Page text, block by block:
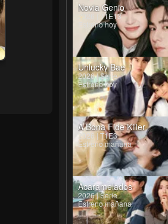
Novia Genio
2026 | T1E13
Estreno hoy
Unlucky Bae
2026 | Serie
Estreno hoy
A Bona Fide Killer
2026 | T1E3
Estreno mañana
Acaramelados
2026 | Serie
Estreno mañana